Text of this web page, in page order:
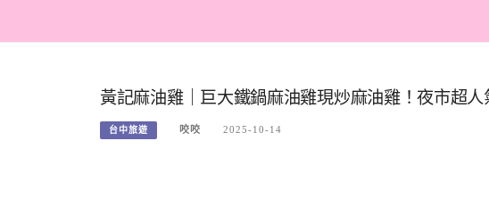
黃記麻油雞｜巨大鐵鍋麻油雞現炒麻油雞！夜市超
台中旅遊 咬咬 2025-10-14